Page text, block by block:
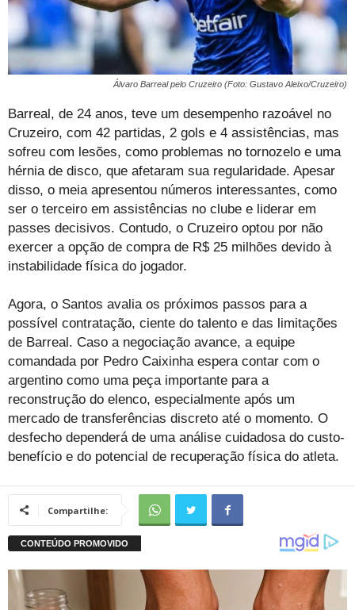
Álvaro Barreal pelo Cruzeiro (Foto: Gustavo Aleixo/Cruzeiro)
Barreal, de 24 anos, teve um desempenho razoável no
Cruzeiro, com 42 partidas, 2 gols e 4 assistências, mas
sofreu com lesões, como problemas no tornozelo e uma
hérnia de disco, que afetaram sua regularidade. Apesar
disso, o meia apresentou números interessantes, como
ser o terceiro em assistências no clube e liderar em
passes decisivos. Contudo, o Cruzeiro optou por não
exercer a opção de compra de R$ 25 milhões devido à
instabilidade física do jogador.
Agora, o Santos avalia os próximos passos para a
possível contratação, ciente do talento e das limitações
de Barreal. Caso a negociação avance, a equipe
comandada por Pedro Caixinha espera contar com o
argentino como uma peça importante para a
reconstrução do elenco, especialmente após um
mercado de transferências discreto até o momento. O
desfecho dependerá de uma análise cuidadosa do custo-
benefício e do potencial de recuperação física do atleta.
Compartilhe: